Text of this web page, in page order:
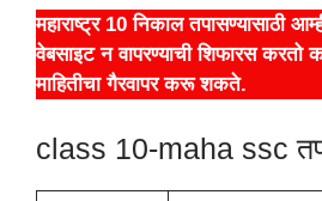
महाराष्ट्र 10 निकाल तपासण्यासाठी
वेबसाइट न वापरण्याची शिफारस करतो
माहितीचा गैरवापर करू शकते.
class 10-maha ssc